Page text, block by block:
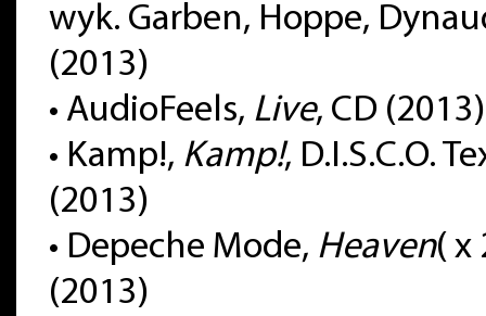
wyk. Garben, Hoppe,
(2013)
• AudioFeels, Live, CD (2013)
• Kamp!, Kamp!, D.I.S.C.O.
(2013)
• Depeche Mode, Heaven( x
(2013)